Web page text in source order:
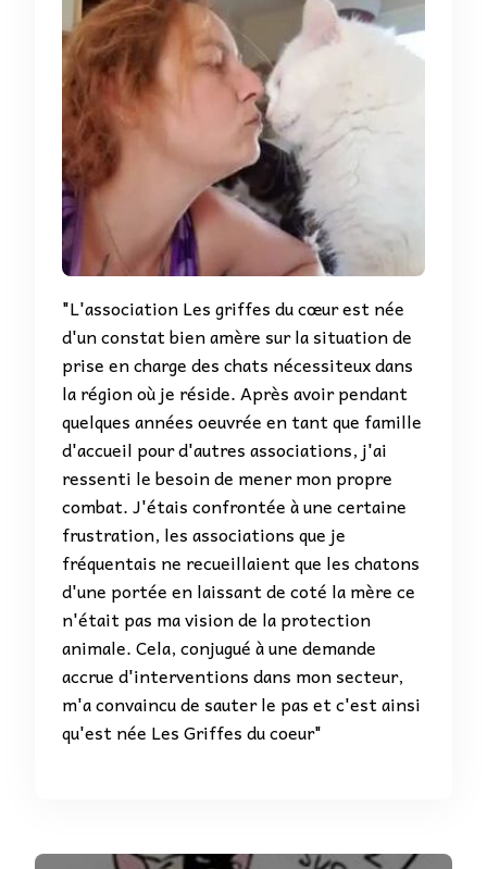
"L'association Les griffes du cœur est née
d'un constat bien amère sur la situation de
prise en charge des chats nécessiteux dans
la région où je réside. Après avoir pendant
quelques années oeuvrée en tant que famille
d'accueil pour d'autres associations, j'ai
ressenti le besoin de mener mon propre
combat. J'étais confrontée à une certaine
frustration, les associations que je
fréquentais ne recueillaient que les chatons
d'une portée en laissant de coté la mère ce
n'était pas ma vision de la protection
animale. Cela, conjugué à une demande
accrue d'interventions dans mon secteur,
m'a convaincu de sauter le pas et c'est ainsi
qu'est née Les Griffes du coeur"